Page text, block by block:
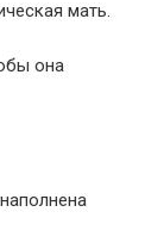
мать.
она